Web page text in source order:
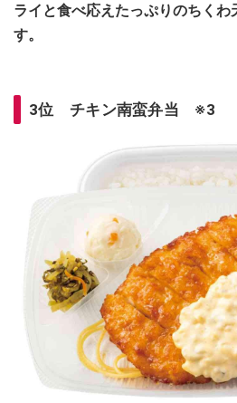
ライと食べ応えたっぷりのちく
す。
3位 チキン南蛮弁当 ※3